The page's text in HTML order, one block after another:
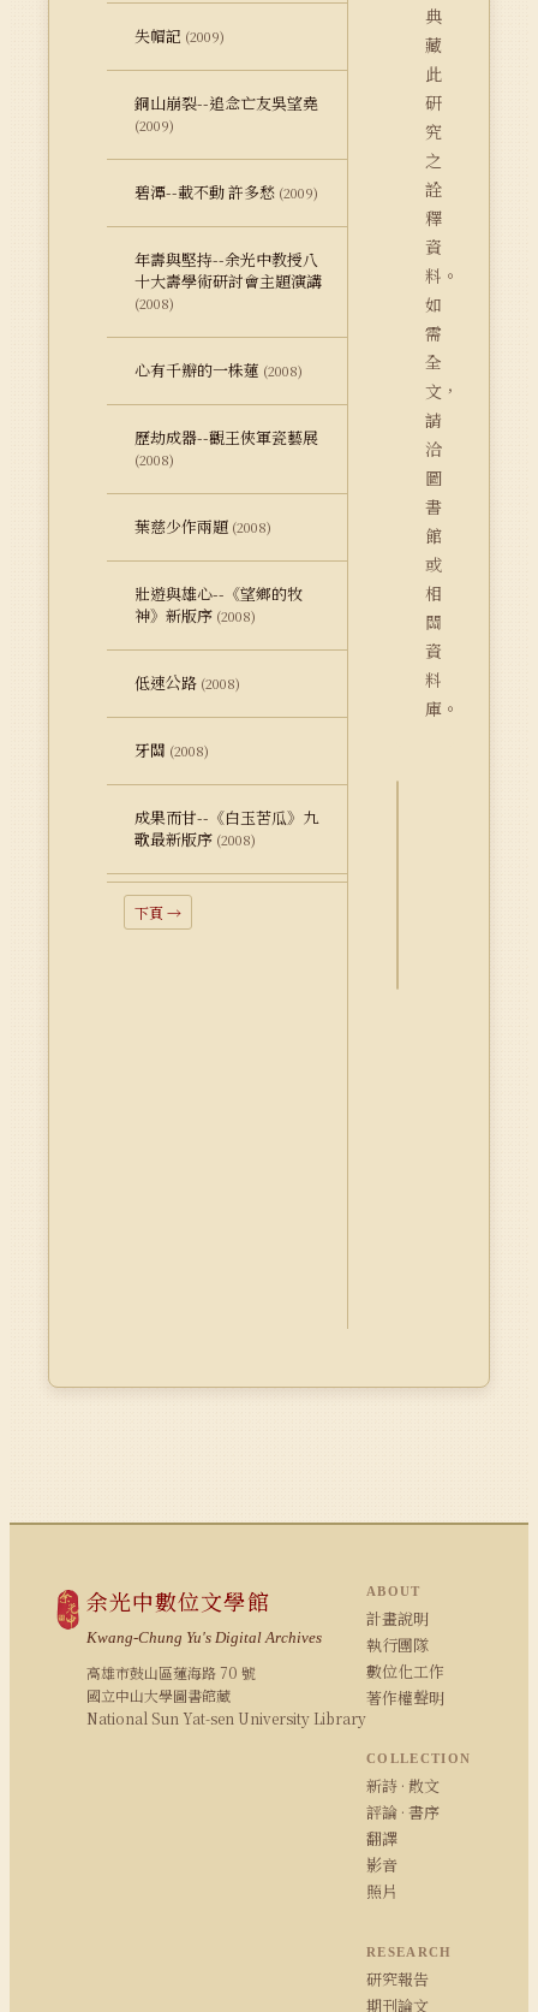
失帽記 (2009)
銅山崩裂--追念亡友吳望堯
(2009)
碧潭--載不動 許多愁 (2009)
年壽與堅持--余光中教授八
十大壽學術研討會主題演講
(2008)
心有千瓣的一株蓮 (2008)
歷劫成器--觀王俠軍瓷藝展
(2008)
葉慈少作兩題 (2008)
壯遊與雄心--《望鄉的牧
神》新版序 (2008)
低速公路 (2008)
牙關 (2008)
成果而甘--《白玉苦瓜》九
歌最新版序 (2008)
下頁 →
典
藏
此
研
究
之
詮
釋
資
料。
如
需
全
文，
請
洽
圖
書
館
或
相
關
資
料
庫。
余光中數位文學館
Kwang-Chung Yu's Digital Archives
高雄市鼓山區蓮海路 70 號
國立中山大學圖書館藏
National Sun Yat-sen University Library
ABOUT
計畫說明
執行團隊
數位化工作
著作權聲明
COLLECTION
新詩 · 散文
評論 · 書序
翻譯
影音
照片
RESEARCH
研究報告
期刊論文